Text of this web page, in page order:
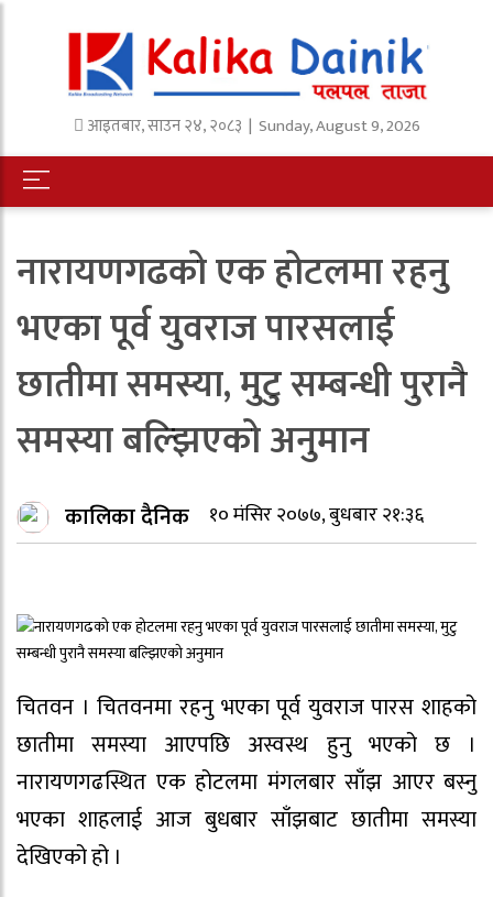
आइतबार,साउन२४,२०८३ | Sunday, August 9, 2026
नारायणगढको एक होटलमा रहनु
भएका पूर्व युवराज पारसलाई
छातीमा समस्या, मुटु सम्बन्धी पुरानै
समस्या बल्झिएको अनुमान
कालिका दैनिक १० मंसिर २०७७, बुधबार २१:३६
चितवन । चितवनमा रहनु भएका पूर्व युवराज पारस शाहको
छातीमा समस्या आएपछि अस्वस्थ हुनु भएको छ ।
नारायणगढस्थित एक होटलमा मंगलबार साँझ आएर बस्नु
भएका शाहलाई आज बुधबार साँझबाट छातीमा समस्या
देखिएको हो ।